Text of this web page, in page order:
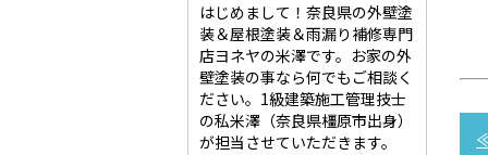
はじめまして！奈良県の外壁塗
装＆屋根塗装＆雨漏り補修専門
店ヨネヤの米澤です。お家の外
壁塗装の事なら何でもご相談く
ださい。1級建築施工管理技士
の私米澤（奈良県橿原市出身）
が担当させていただきます。